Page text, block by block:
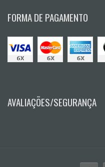
FORMA DE PAGAMENTO
AVALIAÇÕES/SEGURANÇA